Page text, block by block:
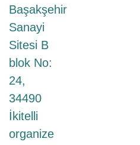
Başakşehir
Sanayi
Sitesi B
blok No:
24,
34490
İkitelli
organize